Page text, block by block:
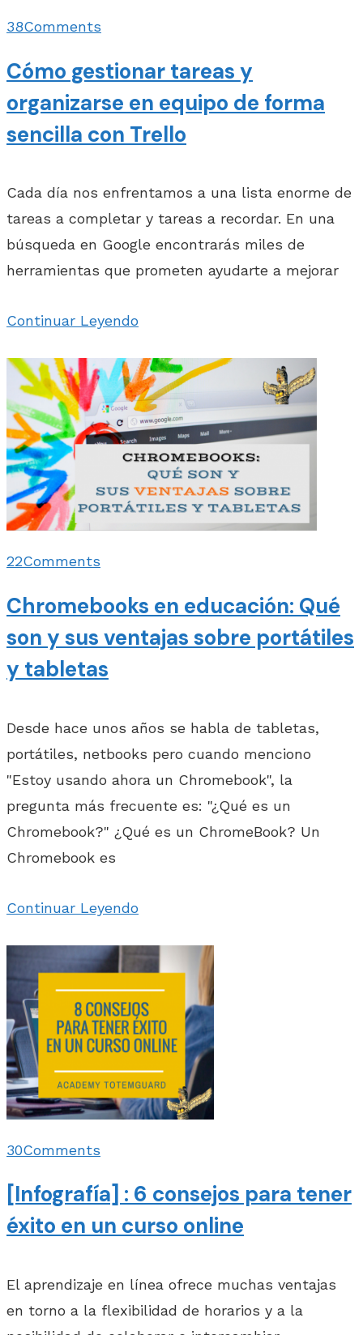
38Comments
Cómo gestionar tareas y
organizarse en equipo de forma
sencilla con Trello
Cada día nos enfrentamos a una lista enorme de
tareas a completar y tareas a recordar. En una
búsqueda en Google encontrarás miles de
herramientas que prometen ayudarte a mejorar
Continuar Leyendo
22Comments
Chromebooks en educación: Qué
son y sus ventajas sobre portátiles
y tabletas
Desde hace unos años se habla de tabletas,
portátiles, netbooks pero cuando menciono
"Estoy usando ahora un Chromebook", la
pregunta más frecuente es: "¿Qué es un
Chromebook?" ¿Qué es un ChromeBook? Un
Chromebook es
Continuar Leyendo
30Comments
[Infografía] : 6 consejos para tener
éxito en un curso online
El aprendizaje en línea ofrece muchas ventajas
en torno a la flexibilidad de horarios y a la